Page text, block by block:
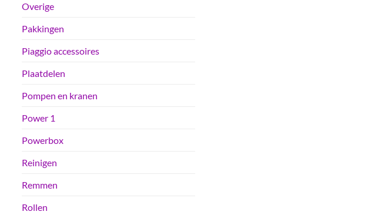
Overige
Pakkingen
Piaggio accessoires
Plaatdelen
Pompen en kranen
Power 1
Powerbox
Reinigen
Remmen
Rollen